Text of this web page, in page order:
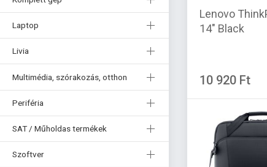
Laptop
Livia
Multimédia, szórakozás, otthon
Periféria
SAT / Műholdas termékek
Szoftver
Lenovo
14" Black
10 920 Ft